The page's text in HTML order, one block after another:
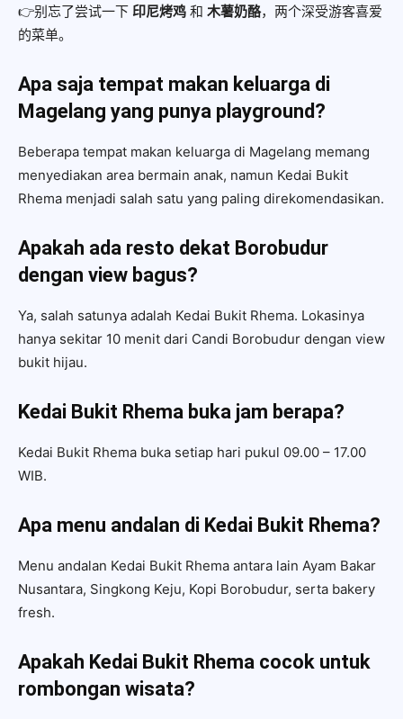
👉别忘了尝试一下 印尼烤鸡 和 木薯奶酪，两个深受游客喜爱
的菜单。
Apa saja tempat makan keluarga di
Magelang yang punya playground?
Beberapa tempat makan keluarga di Magelang memang
menyediakan area bermain anak, namun Kedai Bukit
Rhema menjadi salah satu yang paling direkomendasikan.
Apakah ada resto dekat Borobudur
dengan view bagus?
Ya, salah satunya adalah Kedai Bukit Rhema. Lokasinya
hanya sekitar 10 menit dari Candi Borobudur dengan view
bukit hijau.
Kedai Bukit Rhema buka jam berapa?
Kedai Bukit Rhema buka setiap hari pukul 09.00 – 17.00
WIB.
Apa menu andalan di Kedai Bukit Rhema?
Menu andalan Kedai Bukit Rhema antara lain Ayam Bakar
Nusantara, Singkong Keju, Kopi Borobudur, serta bakery
fresh.
Apakah Kedai Bukit Rhema cocok untuk
rombongan wisata?